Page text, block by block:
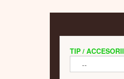
TIP / ACCESORII